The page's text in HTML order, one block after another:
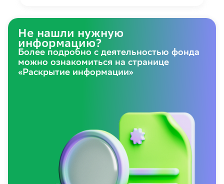
Не нашли нужную
информацию?
Более подробно с деятельностью фонда
можно ознакомиться на странице
«Раскрытие информации»